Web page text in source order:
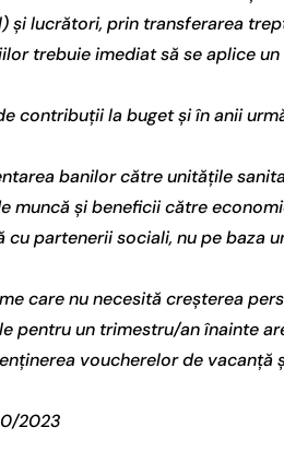
lucrători, prin transferarea
trebuie imediat să se aplice
contribuții la buget și în anii
banilor către unitățile
muncă și beneficii către
partenerii sociali, nu pe baza
care nu necesită creșterea
pentru un trimestru/an înainte
voucherelor de
2023